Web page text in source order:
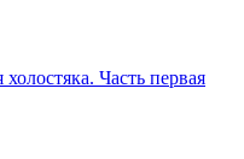
Часть первая